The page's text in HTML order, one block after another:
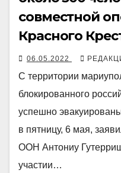
совместной
Красного
06.05.2022
С территории
блокированного
успешно
в пятницу, 6 мая,
ООН Антониу
участии…